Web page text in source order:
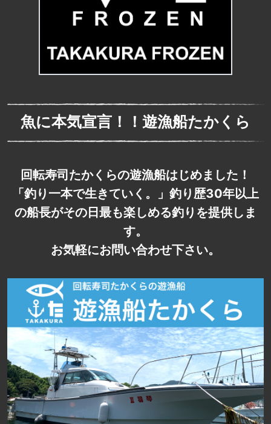
魚に本気宣言！！遊漁船たかくら
回転寿司たかくらの遊漁船はじめました！
「釣り一本で生きていく。」釣り歴30年以上
の船長がその日最も楽しめる釣りを提供しま
す。
お気軽にお問い合わせ下さい。